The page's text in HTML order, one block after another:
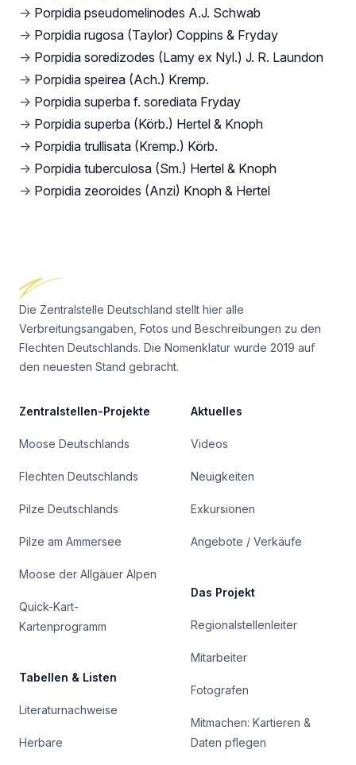
→ Porpidia pseudomelinodes A.J. Schwab
→ Porpidia rugosa (Taylor) Coppins & Fryday
→ Porpidia soredizodes (Lamy ex Nyl.) J. R. Laundon
→ Porpidia speirea (Ach.) Kremp.
→ Porpidia superba f. sorediata Fryday
→ Porpidia superba (Körb.) Hertel & Knoph
→ Porpidia trullisata (Kremp.) Körb.
→ Porpidia tuberculosa (Sm.) Hertel & Knoph
→ Porpidia zeoroides (Anzi) Knoph & Hertel
Die Zentralstelle Deutschland stellt hier alle
Verbreitungsangaben, Fotos und Beschreibungen zu den
Flechten Deutschlands. Die Nomenklatur wurde 2019 auf
den neuesten Stand gebracht.
Zentralstellen-Projekte
Moose Deutschlands
Flechten Deutschlands
Pilze Deutschlands
Pilze am Ammersee
Moose der Allgäuer Alpen
Quick-Kart-
Kartenprogramm
Tabellen & Listen
Literaturnachweise
Herbare
Aktuelles
Videos
Neuigkeiten
Exkursionen
Angebote / Verkäufe
Das Projekt
Regionalstellenleiter
Mitarbeiter
Fotografen
Mitmachen: Kartieren &
Daten pflegen